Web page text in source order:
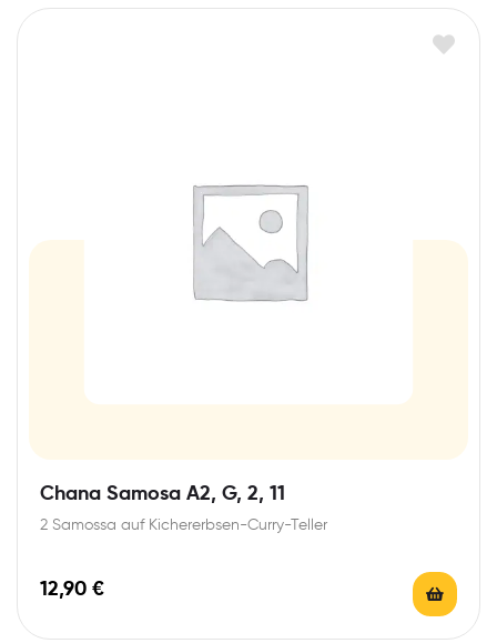
Chana Samosa A2, G, 2, 11
2 Samossa auf Kichererbsen-Curry-Teller
12,90 €